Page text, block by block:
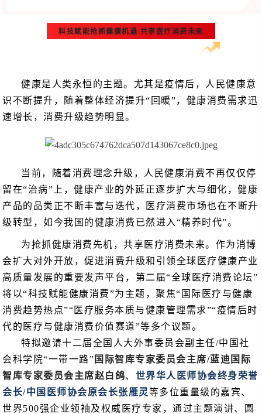
科技赋能抢抓健康机遇 共享医疗消费未来
健康是人类永恒的主题。尤其是疫情后，人民健康意
识不断提升，随着整体经济提升“回暖”，健康消费需求迅
速增长，消费升级趋势明显。
当前，随着消费理念升级，人民健康消费不再仅仅停
留在“治病”上，健康产业的外延正逐步扩大与细化，健康
产品的品类正不断丰富与迭代，医疗消费市场也在不断升
级转型，如今我国的健康消费已然进入“精养时代”。
为抢抓健康消费先机，共享医疗消费未来。作为消博
会扩大对外开放，促进消费升级和引领全球医疗健康产业
高质量发展的重要发声平台，第二届“全球医疗消费论坛”
将以“科技赋能健康消费”为主题，聚焦“国际医疗与健康
消费趋势热点”“医疗服务本质与健康管理需求”“疫情后时
代的医疗与健康消费价值赛道”等多个议题。
特拟邀请十二届全国人大外事委员会副主任/中国社
会科学院“一带一路” 国际智库专家委员会主席/蓝迪国际
智库专家委员会主席赵白鸽、 世界华人医师协会终身荣誉
会长/中国医师协会原会长张雁灵等多位重量级的嘉宾、
世界500强企业领袖及权威医疗专家，通过主题演讲、圆